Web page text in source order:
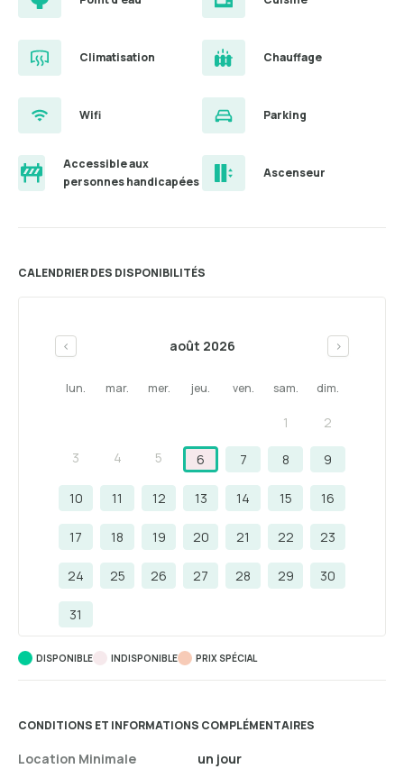
Climatisation Chauffage
Wifi Parking
Accessible aux
personnes handicapées
Ascenseur
CALENDRIER DES DISPONIBILITÉS
< août 2026 >
lun. mar. mer. jeu. ven. sam. dim.
1 2
3 4 5 6 7 8 9
10 11 12 13 14 15 16
17 18 19 20 21 22 23
24 25 26 27 28 29 30
31
DISPONIBLE INDISPONIBLE PRIX ​​SPÉCIAL
CONDITIONS ET INFORMATIONS COMPLÉMENTAIRES
Location Minimale
un jour